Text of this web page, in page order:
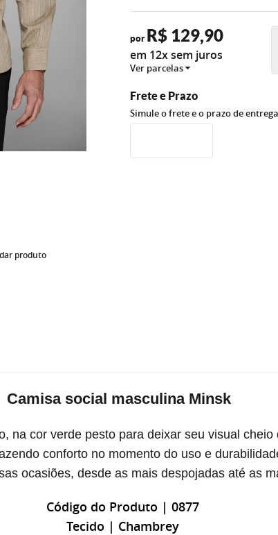
produto
por R$ 129,90
em 12x sem juros
Ver parcelas
Frete e Prazo
Simule o frete e o prazo de
Camisa social masculina Minsk
na cor verde pesto para deixar seu visual
conforto no momento do uso e
ocasiões, desde as mais despojadas até as
Código do Produto | 0877
Tecido | Chambrey